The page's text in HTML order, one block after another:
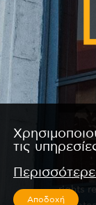
rights
τις
Αποδοχή